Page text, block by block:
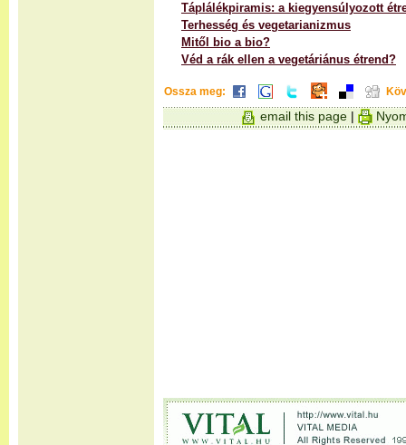
Táplálékpiramis: a kiegyensúlyozott
Terhesség és vegetarianizmus
Mitől bio a bio?
Véd a rák ellen a vegetáriánus étrend?
Ossza meg:
email this page |